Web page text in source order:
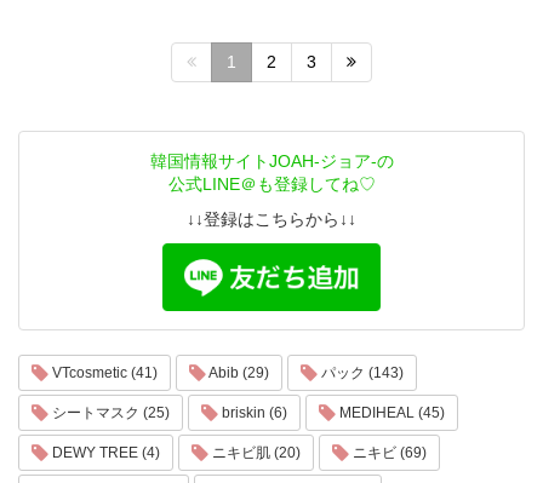
1 2 3
韓国情報サイトJOAH-ジョア-の
公式LINE＠も登録してね♡
↓↓登録はこちらから↓↓
VTcosmetic (41) Abib (29) パック (143)
シートマスク (25) briskin (6) MEDIHEAL (45)
DEWY TREE (4) ニキビ肌 (20) ニキビ (69)